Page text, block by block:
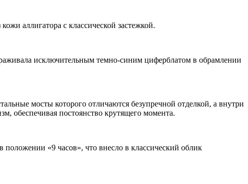
аллигатора с классической застежкой.
исключительным темно-синим циферблатом в обрамлении
мосты которого отличаются безупречной отделкой, а внутри
обеспечивая постоянство крутящего момента.
«9 часов», что внесло в классический облик